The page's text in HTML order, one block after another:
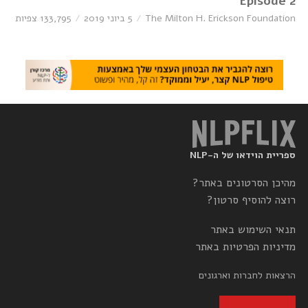
The Milton H. Erickson Foundation 5 ביוני 2019 133,795 צפיות
ספריית הוידאו של ה-NLP
מהיכן הסרטונים באתר?
רוצה להוסיף סרטון?
תנאי השימוש באתר
מדיניות הפרטיות באתר
הרצאות לחברות וארגונים